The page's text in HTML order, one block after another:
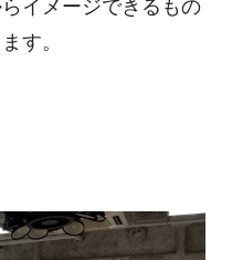
イメージできるもの
す。